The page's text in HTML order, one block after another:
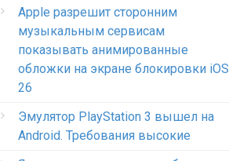
Apple разрешит сторонним
музыкальным сервисам
показывать анимированные
обложки на экране блокировки iOS
26
Эмулятор PlayStation 3 вышел на
Android. Требования высокие